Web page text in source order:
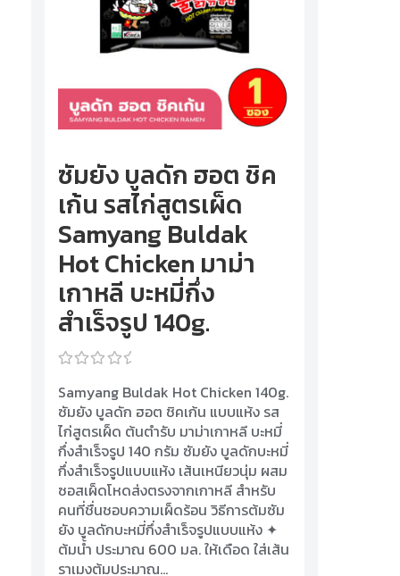
ซัมยัง บูลดัก ฮอต ชิค
เก้น รสไก่สูตรเผ็ด
Samyang Buldak
Hot Chicken มาม่า
เกาหลี บะหมี่กึ่ง
สำเร็จรูป 140g.
0
out
of
5
Samyang Buldak Hot Chicken 140g.
ซัมยัง บูลดัก ฮอต ชิคเก้น แบบแห้ง รส
ไก่สูตรเผ็ด ต้นตํารับ มาม่าเกาหลี บะหมี่
กึ่งสำเร็จรูป 140 กรัม ซัมยัง บูลดักบะหมี่
กึ่งสำเร็จรูปแบบแห้ง เส้นเหนียวนุ่ม ผสม
ซอสเผ็ดโหดส่งตรงจากเกาหลี สำหรับ
คนที่ชื่นชอบความเผ็ดร้อน วิธีการต้มซัม
ยัง บูลดักบะหมี่กึ่งสำเร็จรูปแบบแห้ง ✦
ต้มน้ำ ประมาณ 600 มล. ให้เดือด ใส่เส้น
ราเมงต้มประมาณ...